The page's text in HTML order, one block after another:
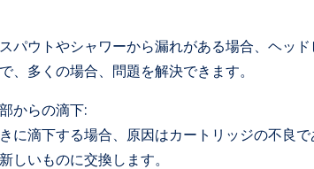
パウトやシャワーから漏れがある場合、ヘッ
、多くの場合、問題を解決できます。
からの滴下:
に滴下する場合、原因はカートリッジの不良
しいものに交換します。